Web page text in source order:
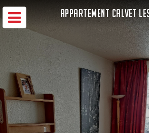
APPARTEMENT CALVET